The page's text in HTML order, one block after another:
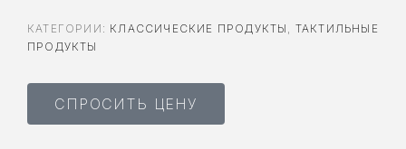
КАТЕГОРИИ: КЛАССИЧЕСКИЕ ПРОДУКТЫ , ТАКТИЛЬНЫЕ
ПРОДУКТЫ
СПРОСИТЬ ЦЕНУ